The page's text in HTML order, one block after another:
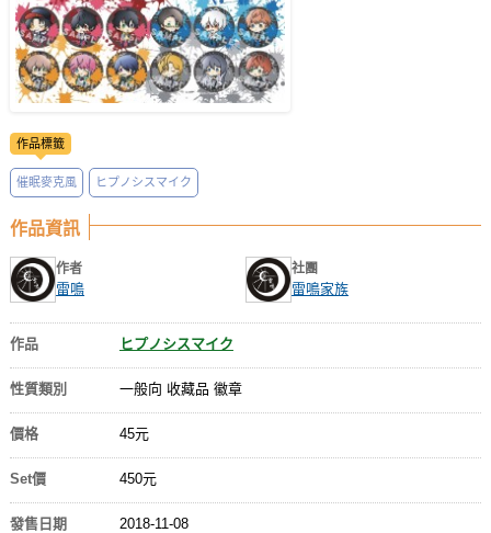
登入
作品標籤
催眠麥克風 ヒプノシスマイク
作品資訊
作者
雷鳴
社團
雷鳴家族
作品 ヒプノシスマイク
性質類別 一般向 收藏品 徽章
價格 45元
Set價 450元
發售日期 2018-11-08